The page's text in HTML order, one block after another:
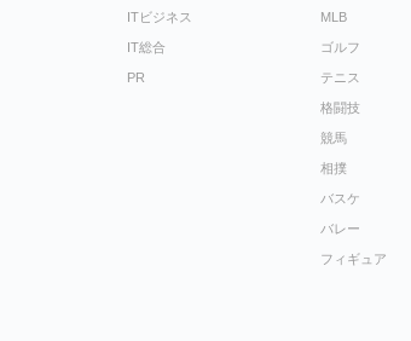
ITビジネス
IT総合
PR
MLB
ゴルフ
テニス
格闘技
競馬
相撲
バスケ
バレー
フィギュア